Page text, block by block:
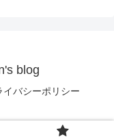
blog
イバシーポリシー
blog.